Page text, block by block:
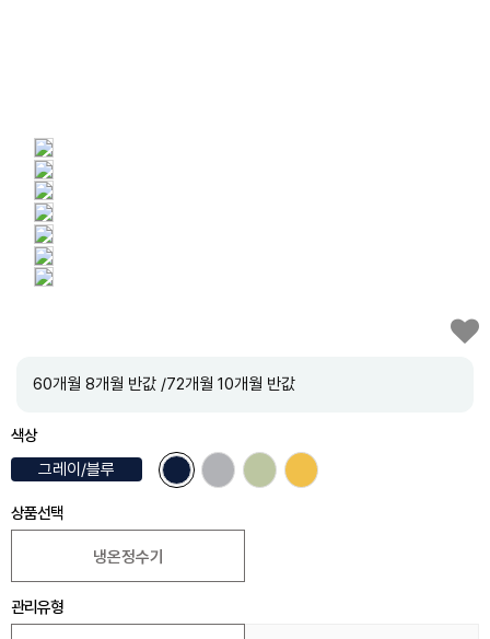
60개월 8개월 반값 /72개월 10개월 반값
색상
그레이/블루
상품선택
냉온정수기
관리유형